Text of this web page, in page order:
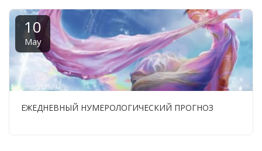
10
May
ЕЖЕДНЕВНЫЙ НУМЕРОЛОГИЧЕСКИЙ ПРОГНОЗ